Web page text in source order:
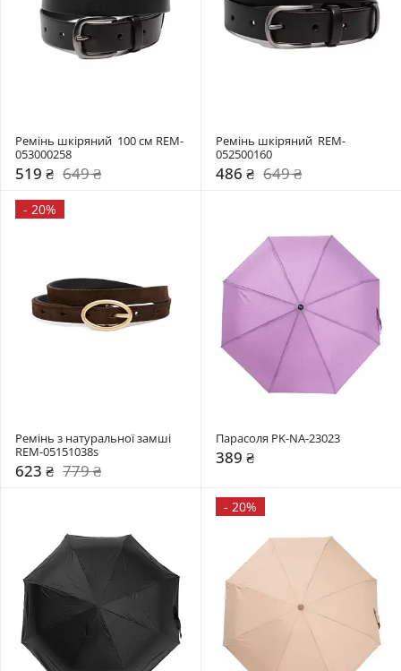
Ремінь шкіряний  100 см REM-
053000258
519 ₴ 649 ₴
Ремінь шкіряний  REM-
052500160
486 ₴ 649 ₴
- 20%
Ремінь з натуральної замші
REM-05151038s
623 ₴ 779 ₴
Парасоля PK-NA-23023
389 ₴
- 20%